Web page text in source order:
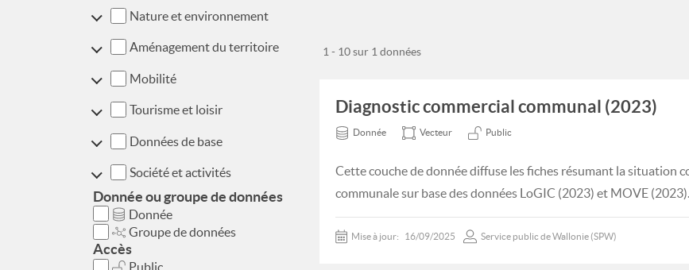
Nature et environnement
Aménagement du territoire
Mobilité
Tourisme et loisir
Données de base
Société et activités
Donnée ou groupe de données
Donnée
Groupe de données
Accès
Public
1 - 10 sur 1 données
Diagnostic commercial communal (2023)
Donnée Vecteur Public
Cette couche de donnée diffuse les fiches résumant la situation
communale sur base des données LoGIC (2023) et MOVE (2023).
Mise à jour: 16/09/2025 Service public de Wallonie (SPW)